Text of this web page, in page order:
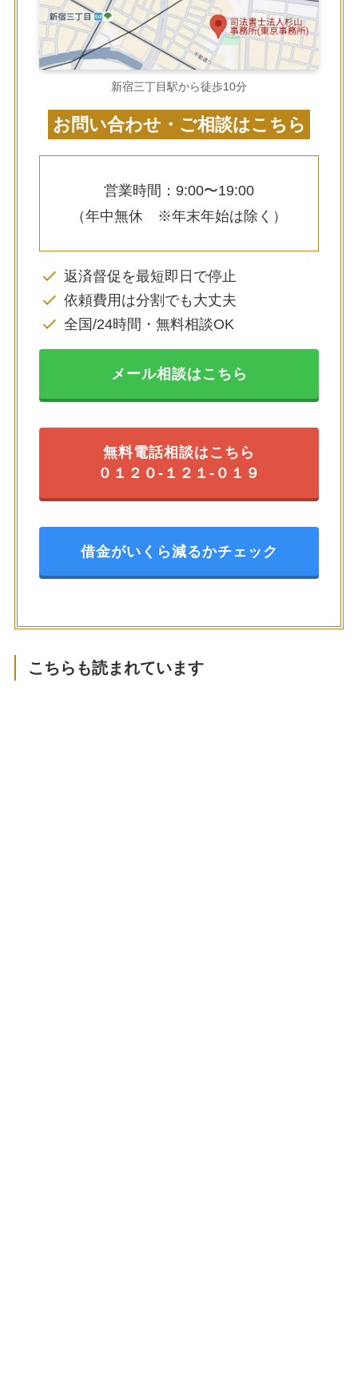
新宿三丁目駅から徒歩10分
お問い合わせ・ご相談はこちら
営業時間：9:00〜19:00
（年中無休 ※年末年始は除く）
返済督促を最短即日で停止
依頼費用は分割でも大丈夫
全国/24時間・無料相談OK
メール相談はこちら
無料電話相談はこちら
０１２０-１２１-０１９
借金がいくら減るかチェック
こちらも読まれています